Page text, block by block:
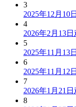
3
2025年12月10
4
2026年2月13
5
2025年11月13
6
2025年11月12
7
2026年1月21
8